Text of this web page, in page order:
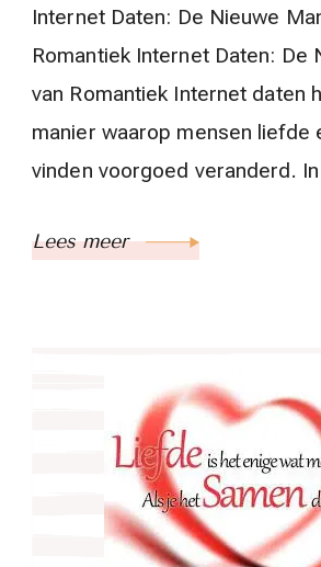
Internet Daten: De Nieuwe
Romantiek Internet Daten: De
van Romantiek Internet daten
manier waarop mensen liefde
vinden voorgoed veranderd.
Lees meer